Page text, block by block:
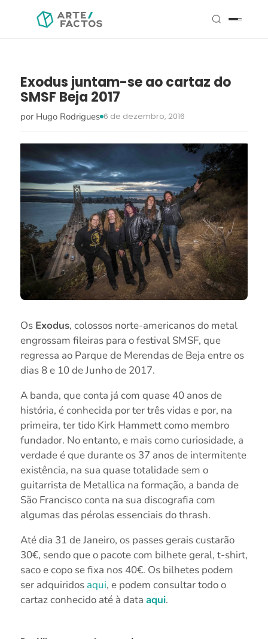
Exodus juntam-se ao cartaz do
SMSF Beja 2017
por Hugo Rodrigues 6 de dezembro, 2016
Os Exodus, colossos norte-americanos do metal
engrossam fileiras para o festival SMSF, que
regressa ao Parque de Merendas de Beja entre os
dias 8 e 10 de Junho de 2017.
A banda, que conta já com quase 40 anos de
história, é conhecida por ter três vidas e por, na
primeira, ter tido Kirk Hammett como membro
fundador. No entanto, e mais como curiosidade, a
verdade é que durante os 37 anos de intermitente
existência, na sua quase totalidade sem o
guitarrista de Metallica na formação, a banda de
São Francisco conta na sua discografia com
algumas das pérolas essenciais do thrash.
Até dia 31 de Janeiro, os passes gerais custarão
30€, sendo que o pacote com bilhete geral, t-shirt,
saco e copo se fixa nos 40€. Os bilhetes podem
ser adquiridos aqui, e podem consultar todo o
cartaz conhecido até à data aqui.